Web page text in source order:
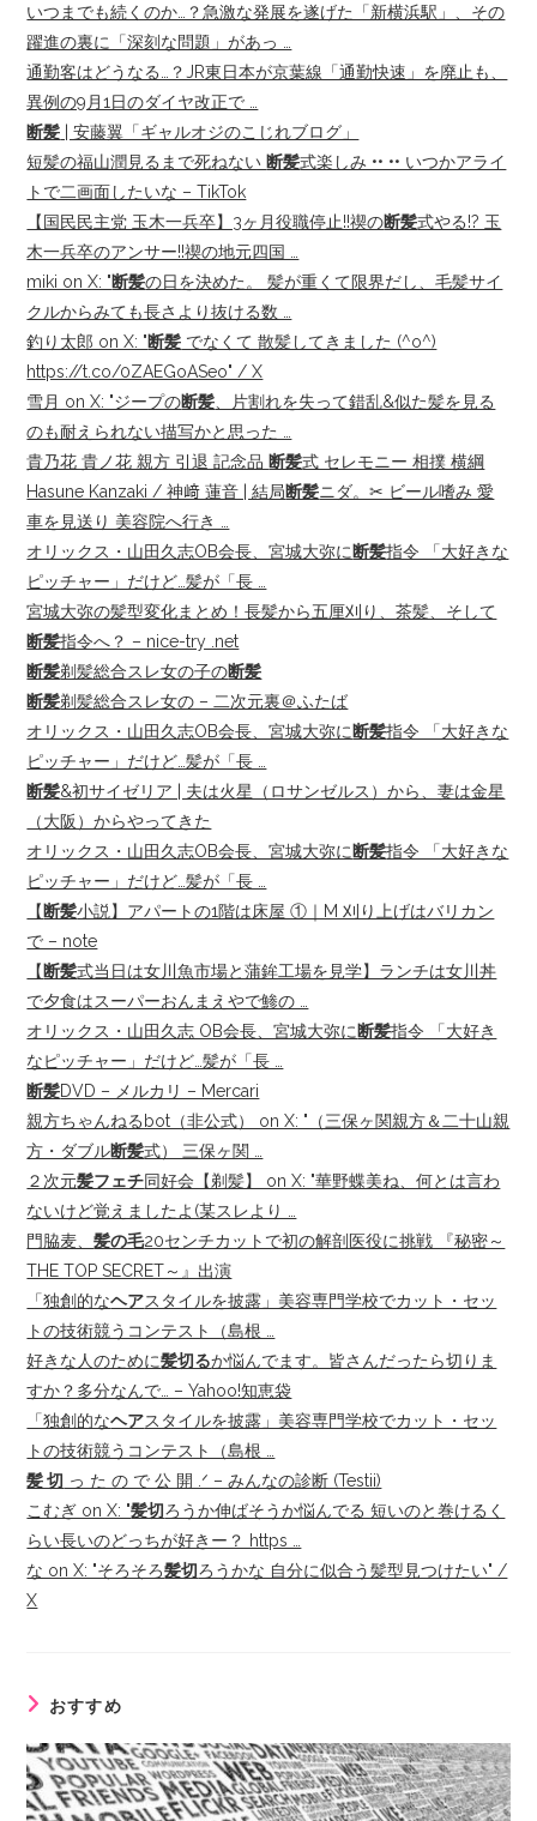
いつまでも続くのか…？急激な発展を遂げた「新横浜駅」、その
躍進の裏に「深刻な問題」があっ …
通勤客はどうなる…？JR東日本が京葉線「通勤快速」を廃止も、
異例の9月1日のダイヤ改正で …
断髪 | 安藤翼「ギャルオジのこじれブログ」
短髪の福山潤見るまで死ねない 断髪式楽しみ •• •• いつかアライ
トで二画面したいな – TikTok
【国民民主党 玉木一兵卒】3ヶ月役職停止!!禊の断髪式やる!? 玉
木一兵卒のアンサー!!禊の地元四国 …
miki on X: "断髪の日を決めた。 髪が重くて限界だし、毛髪サイ
クルからみても長さより抜ける数 …
釣り太郎 on X: "断髪 でなくて 散髪してきました (^o^)
https://t.co/0ZAEGoASeo" / X
雪月 on X: "ジープの断髪 、片割れを失って錯乱&似た髪を見る
のも耐えられない描写かと思った …
貴乃花 貴ノ花 親方 引退 記念品 断髪式 セレモニー 相撲 横綱
Hasune Kanzaki / 神﨑 蓮音 | 結局断髪ニダ。✂︎ ビール嗜み 愛
車を見送り 美容院へ行き …
オリックス・山田久志OB会長、宮城大弥に 断髪指令 「大好きな
ピッチャー」だけど…髪が「長 …
宮城大弥の髪型変化まとめ！長髪から五厘刈り、茶髪、そして
断髪指令へ？ – nice-try .net
断髪剃髪総合スレ女の子の断髪
断髪剃髪総合スレ女の – 二次元裏＠ふたば
オリックス・山田久志OB会長、宮城大弥に 断髪指令 「大好きな
ピッチャー」だけど…髪が「長 …
断髪&初サイゼリア | 夫は火星（ロサンゼルス）から、妻は金星
（大阪）からやってきた
オリックス・山田久志OB会長、宮城大弥に 断髪指令 「大好きな
ピッチャー」だけど…髪が「長 …
【 断髪小説】アパートの1階は床屋 ①｜M 刈り上げはバリカン
で – note
【 断髪式当日は女川魚市場と蒲鉾工場を見学】ランチは女川丼
で夕食はスーパーおんまえやで鯵の …
オリックス・山田久志 OB会長、宮城大弥に 断髪指令 「大好き
なピッチャー」だけど…髪が「長 …
断髪DVD – メルカリ – Mercari
親方ちゃんねるbot（非公式） on X: "（三保ヶ関親方＆二十山親
方・ダブル断髪式） 三保ヶ関 …
２次元髪フェチ同好会【剃髪】 on X: "華野蝶美ね、何とは言わ
ないけど覚えましたよ(某スレより …
門脇麦、髪の毛20センチカットで初の解剖医役に挑戦 『秘密～
THE TOP SECRET～』出演
「独創的なヘアスタイルを披露」美容専門学校でカット・セッ
トの技術競うコンテスト（島根 …
好きな人のために髪切るか悩んでます。皆さんだったら切りま
すか？多分なんで… – Yahoo!知恵袋
「独創的なヘアスタイルを披露」美容専門学校でカット・セッ
トの技術競うコンテスト（島根 …
髪 切 っ た の で 公 開 .ᐟ – みんなの診断 (Testii)
こむぎ on X: "髪切ろうか伸ばそうか悩んでる 短いのと巻けるく
らい長いのどっちが好きー？ https …
な on X: "そろそろ髪切ろうかな 自分に似合う髪型見つけたい" /
X
おすすめ